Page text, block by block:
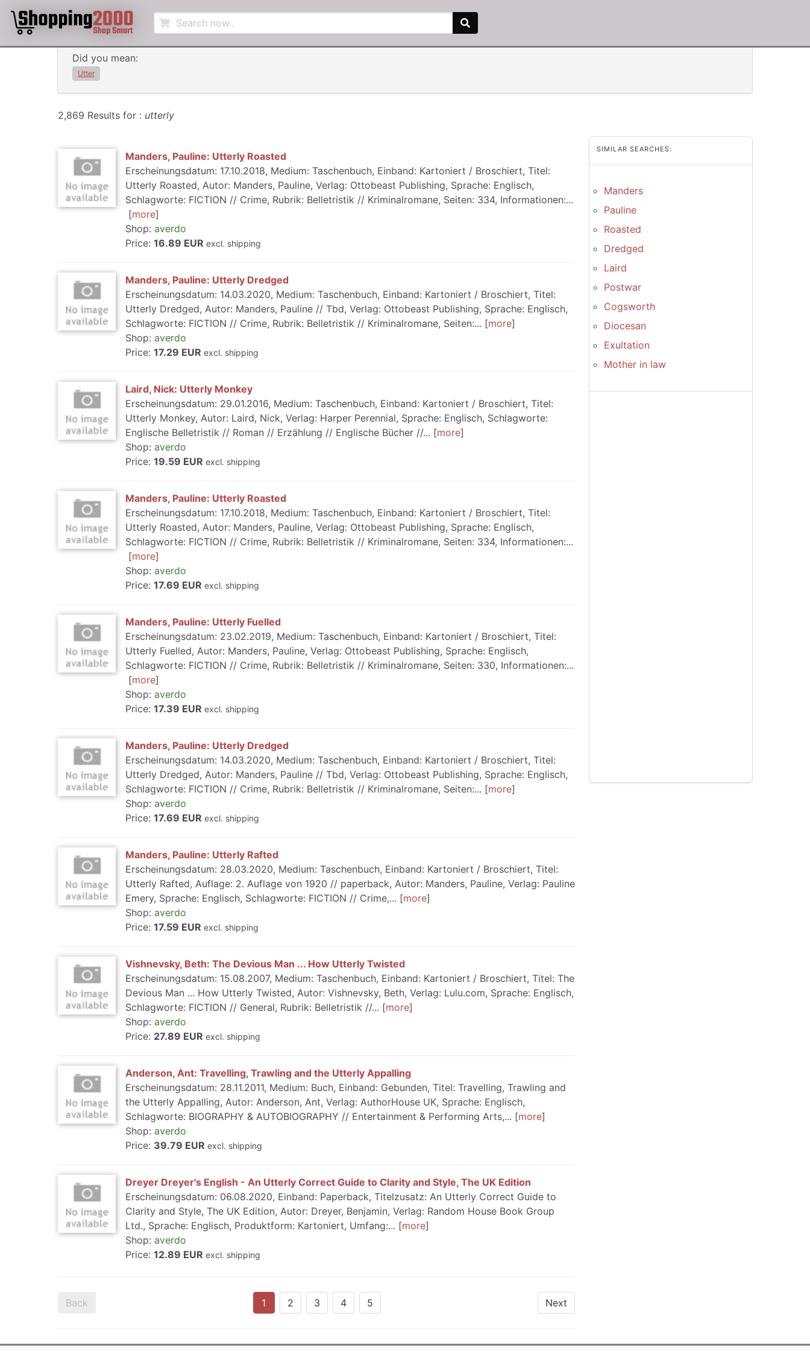
Did you mean:
Utter
2,869 Results for : utterly
Manders, Pauline: Utterly Roasted
Erscheinungsdatum: 17.10.2018, Medium: Taschenbuch, Einband: Kartoniert / Broschiert, Titel:
Utterly Roasted, Autor: Manders, Pauline, Verlag: Ottobeast Publishing, Sprache: Englisch,
Schlagworte: FICTION // Crime, Rubrik: Belletristik // Kriminalromane, Seiten: 334, Informationen:...
more
Shop: averdo
Price: 16.89 EUR excl. shipping
Manders, Pauline: Utterly Dredged
Erscheinungsdatum: 14.03.2020, Medium: Taschenbuch, Einband: Kartoniert / Broschiert, Titel:
Utterly Dredged, Autor: Manders, Pauline // Tbd, Verlag: Ottobeast Publishing, Sprache: Englisch,
Schlagworte: FICTION // Crime, Rubrik: Belletristik // Kriminalromane, Seiten:...
more
Shop: averdo
Price: 17.29 EUR excl. shipping
Laird, Nick: Utterly Monkey
Erscheinungsdatum: 29.01.2016, Medium: Taschenbuch, Einband: Kartoniert / Broschiert, Titel:
Utterly Monkey, Autor: Laird, Nick, Verlag: Harper Perennial, Sprache: Englisch, Schlagworte:
Englische Belletristik // Roman // Erzählung // Englische Bücher //...
more
Shop: averdo
Price: 19.59 EUR excl. shipping
Manders, Pauline: Utterly Roasted
Erscheinungsdatum: 17.10.2018, Medium: Taschenbuch, Einband: Kartoniert / Broschiert, Titel:
Utterly Roasted, Autor: Manders, Pauline, Verlag: Ottobeast Publishing, Sprache: Englisch,
Schlagworte: FICTION // Crime, Rubrik: Belletristik // Kriminalromane, Seiten: 334, Informationen:...
more
Shop: averdo
Price: 17.69 EUR excl. shipping
Manders, Pauline: Utterly Fuelled
Erscheinungsdatum: 23.02.2019, Medium: Taschenbuch, Einband: Kartoniert / Broschiert, Titel:
Utterly Fuelled, Autor: Manders, Pauline, Verlag: Ottobeast Publishing, Sprache: Englisch,
Schlagworte: FICTION // Crime, Rubrik: Belletristik // Kriminalromane, Seiten: 330, Informationen:...
more
Shop: averdo
Price: 17.39 EUR excl. shipping
Manders, Pauline: Utterly Dredged
Erscheinungsdatum: 14.03.2020, Medium: Taschenbuch, Einband: Kartoniert / Broschiert, Titel:
Utterly Dredged, Autor: Manders, Pauline // Tbd, Verlag: Ottobeast Publishing, Sprache: Englisch,
Schlagworte: FICTION // Crime, Rubrik: Belletristik // Kriminalromane, Seiten:...
more
Shop: averdo
Price: 17.69 EUR excl. shipping
Manders, Pauline: Utterly Rafted
Erscheinungsdatum: 28.03.2020, Medium: Taschenbuch, Einband: Kartoniert / Broschiert, Titel:
Utterly Rafted, Auflage: 2. Auflage von 1920 // paperback, Autor: Manders, Pauline, Verlag: Pauline
Emery, Sprache: Englisch, Schlagworte: FICTION // Crime,...
more
Shop: averdo
Price: 17.59 EUR excl. shipping
Vishnevsky, Beth: The Devious Man ... How Utterly Twisted
Erscheinungsdatum: 15.08.2007, Medium: Taschenbuch, Einband: Kartoniert / Broschiert, Titel: The
Devious Man ... How Utterly Twisted, Autor: Vishnevsky, Beth, Verlag: Lulu.com, Sprache: Englisch,
Schlagworte: FICTION // General, Rubrik: Belletristik //...
more
Shop: averdo
Price: 27.89 EUR excl. shipping
Anderson, Ant: Travelling, Trawling and the Utterly Appalling
Erscheinungsdatum: 28.11.2011, Medium: Buch, Einband: Gebunden, Titel: Travelling, Trawling and
the Utterly Appalling, Autor: Anderson, Ant, Verlag: AuthorHouse UK, Sprache: Englisch,
Schlagworte: BIOGRAPHY & AUTOBIOGRAPHY // Entertainment & Performing Arts,...
more
Shop: averdo
Price: 39.79 EUR excl. shipping
Dreyer Dreyer's English - An Utterly Correct Guide to Clarity and Style, The UK Edition
Erscheinungsdatum: 06.08.2020, Einband: Paperback, Titelzusatz: An Utterly Correct Guide to
Clarity and Style, The UK Edition, Autor: Dreyer, Benjamin, Verlag: Random House Book Group
Ltd., Sprache: Englisch, Produktform: Kartoniert, Umfang:...
more
Shop: averdo
Price: 12.89 EUR excl. shipping
Back Next
1 2 3 4 5
SIMILAR SEARCHES:
Manders
Pauline
Roasted
Dredged
Laird
Postwar
Cogsworth
Diocesan
Exultation
Mother in law